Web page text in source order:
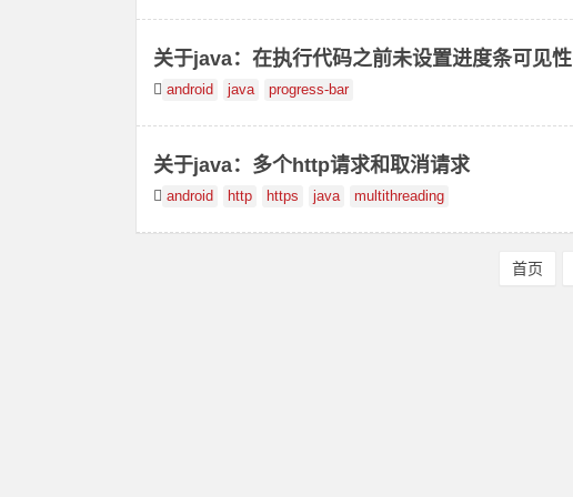
关于java：在执行代码之前未设置进度条可见性
android java progress-bar
关于java：多个http请求和取消请求
android http https java multithreading
首页